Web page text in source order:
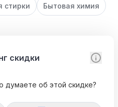
стирки Бытовая химия
скидки
об этой скидке?